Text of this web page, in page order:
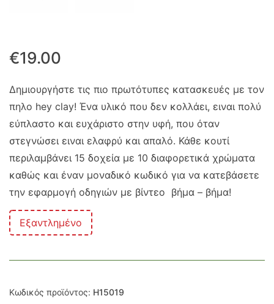
€19.00
Δημιουργήστε τις πιο πρωτότυπες κατασκευές με τον
πηλο hey clay! Ένα υλικό που δεν κολλάει, ειναι πολύ
εύπλαστο και ευχάριστο στην υφή, που όταν
στεγνώσει ειναι ελαφρύ και απαλό. Κάθε κουτί
περιλαμβάνει 15 δοχεία με 10 διαφορετικά χρώματα
καθώς και έναν μοναδικό κωδικό για να κατεβάσετε
την εφαρμογή οδηγιών με βίντεο βήμα – βήμα!
Εξαντλημένο
Κωδικός προϊόντος: H15019